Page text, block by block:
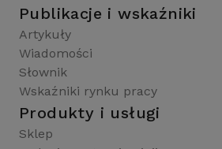
Publikacje i wskaźniki
Artykuły
Wiadomości
Słownik
Wskaźniki rynku pracy
Produkty i usługi
Sklep